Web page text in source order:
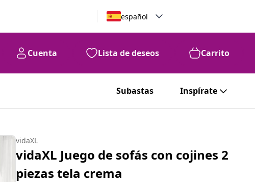
español
Cuenta Lista de deseos Carrito
Subastas Inspírate
vidaXL
vidaXL Juego de sofás con cojines 2
piezas tela crema